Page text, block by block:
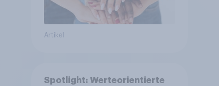
Artikel
Spotlight: Werteorientierte